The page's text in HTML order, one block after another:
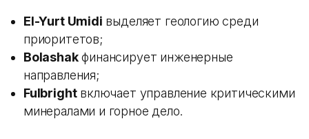
El-Yurt Umidi выделяет геологию среди
приоритетов;
Bolashakфинансирует инженерные
направления;
Fulbrightвключает управление критическими
минералами и горное дело.